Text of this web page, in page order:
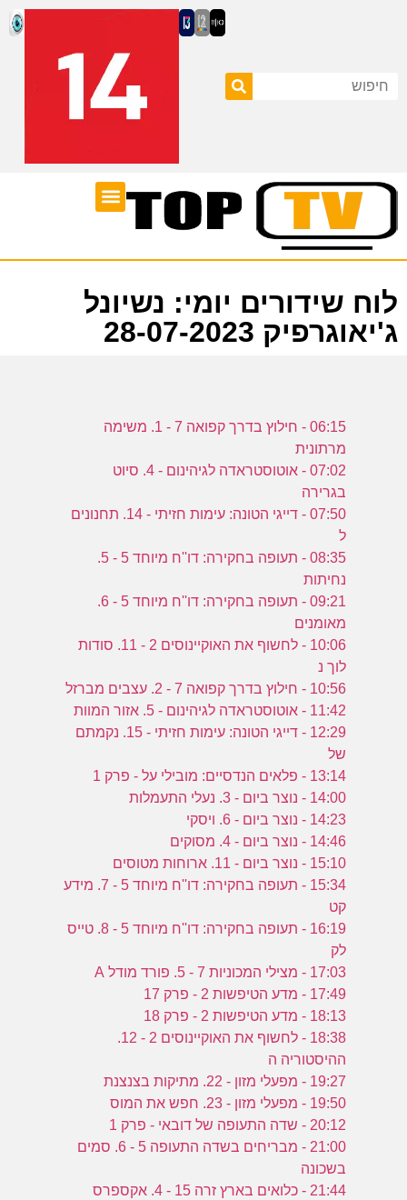
לוח שידורים יומי: נשיונל
ג'יאוגרפיק 28-07-2023
06:15 - חילוץ בדרך קפואה 7 - 1. משימה
מרתונית
07:02 - אוטוסטראדה לגיהינום - 4. סיוט
בגרירה
07:50 - דייגי הטונה: עימות חזיתי - 14. תחנונים
ל
08:35 - תעופה בחקירה: דו''ח מיוחד 5 - 5.
נחיתות
09:21 - תעופה בחקירה: דו''ח מיוחד 5 - 6.
מאומנים
10:06 - לחשוף את האוקיינוסים 2 - 11. סודות
לוך נ
10:56 - חילוץ בדרך קפואה 7 - 2. עצבים מברזל
11:42 - אוטוסטראדה לגיהינום - 5. אזור המוות
12:29 - דייגי הטונה: עימות חזיתי - 15. נקמתם
של
13:14 - פלאים הנדסיים: מובילי על - פרק 1
14:00 - נוצר ביום - 3. נעלי התעמלות
14:23 - נוצר ביום - 6. ויסקי
14:46 - נוצר ביום - 4. מסוקים
15:10 - נוצר ביום - 11. ארוחות מטוסים
15:34 - תעופה בחקירה: דו''ח מיוחד 5 - 7. מידע
קט
16:19 - תעופה בחקירה: דו''ח מיוחד 5 - 8. טייס
לק
17:03 - מצילי המכוניות 7 - 5. פורד מודל A
17:49 - מדע הטיפשות 2 - פרק 17
18:13 - מדע הטיפשות 2 - פרק 18
18:38 - לחשוף את האוקיינוסים 2 - 12.
ההיסטוריה ה
19:27 - מפעלי מזון - 22. מתיקות בצנצנת
19:50 - מפעלי מזון - 23. חפש את המוס
20:12 - שדה התעופה של דובאי - פרק 1
21:00 - מבריחים בשדה התעופה 5 - 6. סמים
בשכונה
21:44 - כלואים בארץ זרה 15 - 4. אקספרס